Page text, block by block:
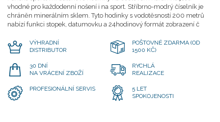
vhodné pro každodenní nošení i na sport. Stříbrno-modrý číselník je
chráněn minerálním sklem. Tyto hodinky s vodotěsností 200 metrů
nabízí funkci stopek, datumovku a 24hodinový formát zobrazení č
VÝHRADNÍ
DISTRIBUTOR
POŠTOVNÉ ZDARMA (OD
1500 KČ)
30 DNÍ
NA VRÁCENÍ ZBOŽÍ
RYCHLÁ
REALIZACE
PROFESIONÁLNÍ SERVIS
5 LET
SPOKOJENOSTI